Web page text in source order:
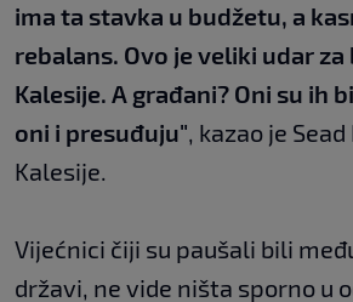
ima ta stavka u budžetu, a
rebalans. Ovo je veliki udar
Kalesije. A građani? Oni su ih
oni i presuđuju", kazao je
Kalesije.
Vijećnici čiji su paušali bili
državi, ne vide ništa sporno u